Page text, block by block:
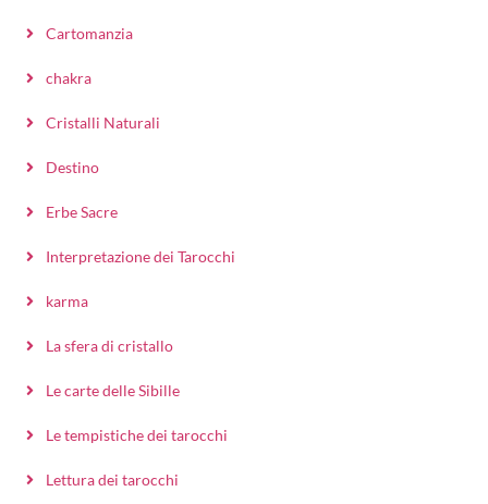
Cartomanzia
chakra
Cristalli Naturali
Destino
Erbe Sacre
Interpretazione dei Tarocchi
karma
La sfera di cristallo
Le carte delle Sibille
Le tempistiche dei tarocchi
Lettura dei tarocchi